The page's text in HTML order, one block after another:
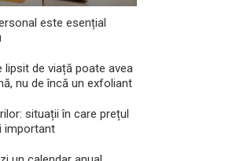
este esențial
lipsit de viață poate avea
nu de încă un exfoliant
situații în care prețul
important